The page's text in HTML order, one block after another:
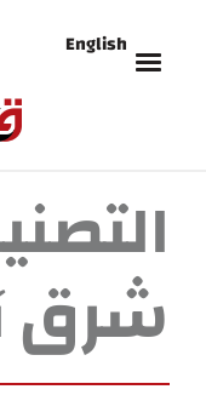
English
شرق